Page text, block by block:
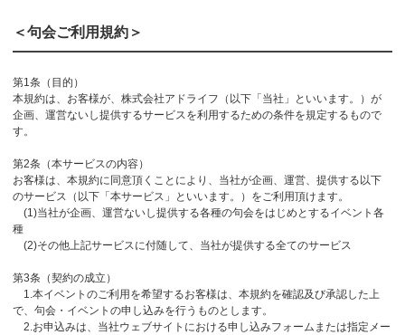
＜句会ご利用規約＞
第1条（目的）
本規約は、お客様が、株式会社アドライフ（以下「当社」といいます。）が
企画、運営ないし提供するサービスを利用するための条件を規定するもので
す。
第2条（本サービスの内容）
お客様は、本規約に同意頂くことにより、当社が企画、運営、提供する以下
のサービス（以下「本サービス」といいます。）をご利用頂けます。
(1)当社が企画、運営ないし提供する各種の句会をはじめとするイベント各
種
(2)その他上記サービスに付随して、当社が提供する全てのサービス
第3条（契約の成立）
1.本イベントのご利用を希望するお客様は、本規約を確認及び承認した上
で、句会・イベントの申し込みを行うものとします。
2.お申込みは、当社ウェブサイトにおける申し込みフォームまたは指定メー